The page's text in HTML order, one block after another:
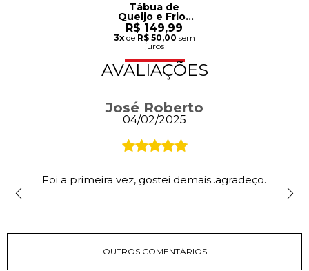
Tábua de
Queijo e Frios
para 2 Pessoas
R$ 149,99
3xde R$ 50,00 sem
juros
AVALIAÇÕES
José Roberto
04/02/2025
Foi a primeira vez, gostei demais..agradeço.
OUTROS COMENTÁRIOS